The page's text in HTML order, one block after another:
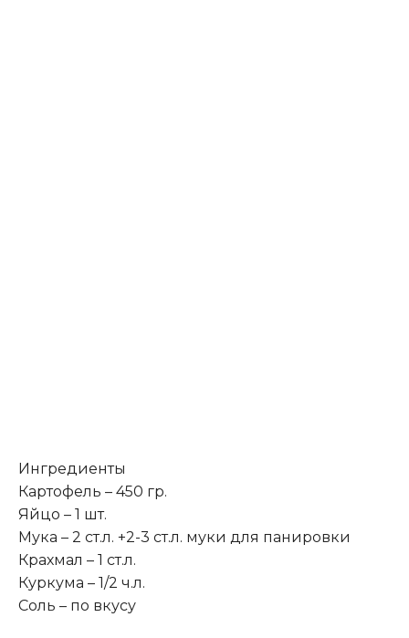
Ингредиенты
Картофель – 450 гр.
Яйцо – 1 шт.
Мука – 2 ст.л. +2-3 ст.л. муки для панировки
Крахмал – 1 ст.л.
Куркума – 1/2 ч.л.
Соль – по вкусу